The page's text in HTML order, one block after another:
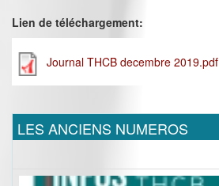
Lien de téléchargement:
Journal THCB decembre 2019.pdf
LES ANCIENS NUMEROS